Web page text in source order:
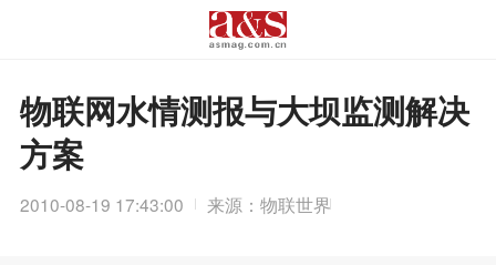
物联网水情测报与大坝监测解决
方案
2010-08-19 17:43:00 来源：物联世界